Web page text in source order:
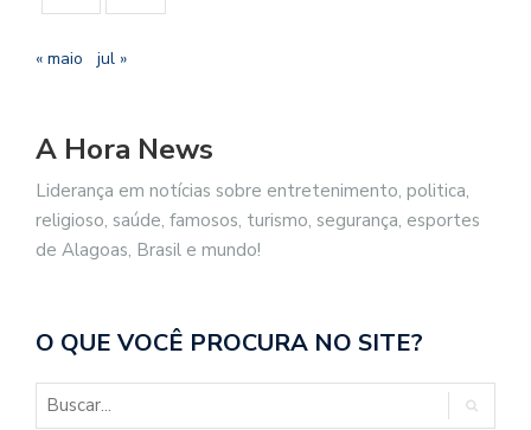
« maio jul »
A Hora News
Liderança em notícias sobre entretenimento, politica,
religioso, saúde, famosos, turismo, segurança, esportes
de Alagoas, Brasil e mundo!
O QUE VOCÊ PROCURA NO SITE?